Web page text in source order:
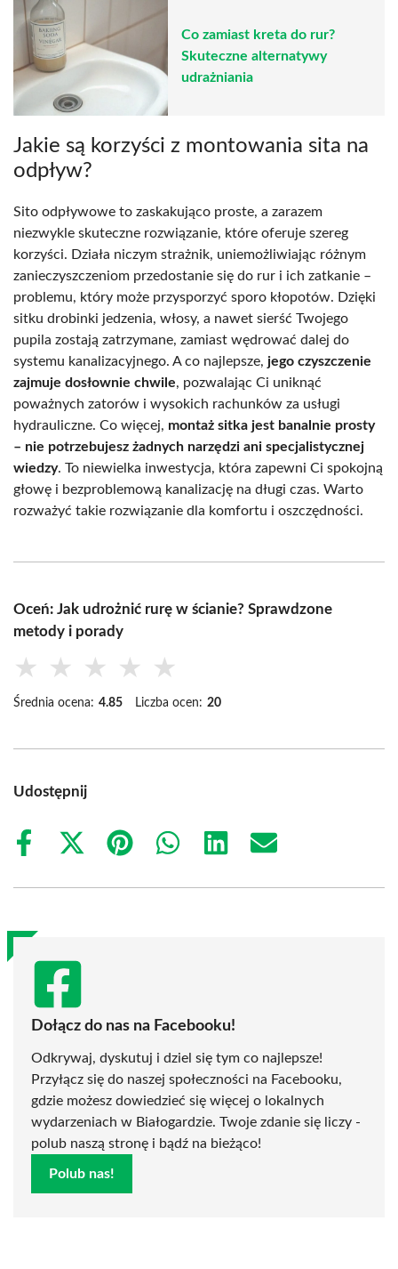
Co zamiast kreta do rur?
Skuteczne alternatywy
udrażniania
Jakie są korzyści z montowania sita na
odpływ?
Sito odpływowe to zaskakująco proste, a zarazem
niezwykle skuteczne rozwiązanie, które oferuje szereg
korzyści. Działa niczym strażnik, uniemożliwiając różnym
zanieczyszczeniom przedostanie się do rur i ich zatkanie –
problemu, który może przysporzyć sporo kłopotów. Dzięki
sitku drobinki jedzenia, włosy, a nawet sierść Twojego
pupila zostają zatrzymane, zamiast wędrować dalej do
systemu kanalizacyjnego. A co najlepsze, jego czyszczenie
zajmuje dosłownie chwile, pozwalając Ci uniknąć
poważnych zatorów i wysokich rachunków za usługi
hydrauliczne. Co więcej, montaż sitka jest banalnie prosty
– nie potrzebujesz żadnych narzędzi ani specjalistycznej
wiedzy. To niewielka inwestycja, która zapewni Ci spokojną
głowę i bezproblemową kanalizację na długi czas. Warto
rozważyć takie rozwiązanie dla komfortu i oszczędności.
Oceń: Jak udrożnić rurę w ścianie? Sprawdzone
metody i porady
★ ★ ★ ★ ★
Średnia ocena: 4.85 Liczba ocen: 20
Udostępnij
Share
Share
(Twitter)
Share
Share
Share
Share
Dołącz do nas na Facebooku!
Odkrywaj, dyskutuj i dziel się tym co najlepsze!
Przyłącz się do naszej społeczności na Facebooku,
gdzie możesz dowiedzieć się więcej o lokalnych
wydarzeniach w Białogardzie. Twoje zdanie się liczy -
polub naszą stronę i bądź na bieżąco!
Polub nas!